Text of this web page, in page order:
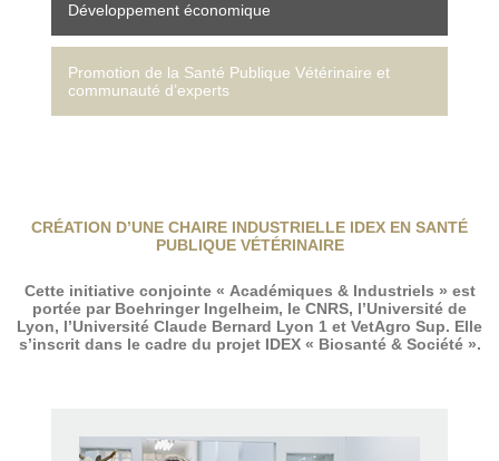
Développement économique
Promotion de la Santé Publique Vétérinaire et
communauté d’experts
CRÉATION D’UNE CHAIRE INDUSTRIELLE IDEX EN SANTÉ
PUBLIQUE VÉTÉRINAIRE
Cette initiative conjointe « Académiques & Industriels » est
portée par Boehringer Ingelheim, le CNRS, l’Université de
Lyon, l’Université Claude Bernard Lyon 1 et VetAgro Sup. Elle
s’inscrit dans le cadre du projet IDEX « Biosanté & Société ».